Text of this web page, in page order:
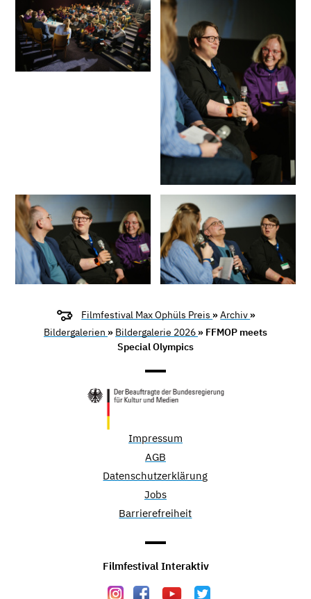
Filmfestival Max Ophüls Preis »Archiv »
Bildergalerien » Bildergalerie 2026 » FFMOP meets
Special Olympics
Impressum
AGB
Datenschutzerklärung
Jobs
Barrierefreiheit
Filmfestival Interaktiv